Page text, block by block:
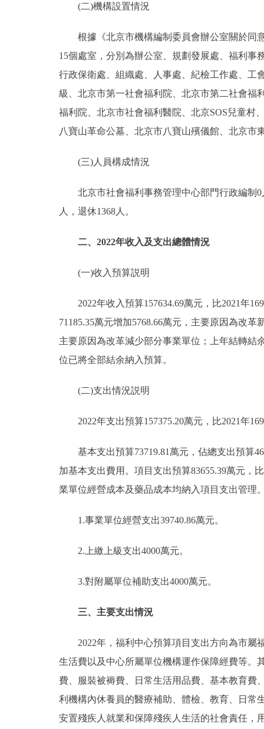
(二)機構設置情況
根據《北京市機構編制委員會辦公室關於同意
15個處室，分別為辦公室、規劃發展處、福利
行政保衛處、組織處、人事處、紀檢工作處、工
級、北京市第一社會福利院、北京市第二社會福
福利院、北京市社會福利醫院、北京SOS兒童村
八寶山革命公墓、北京市八寶山殯儀館、北京市
(三)人員構成情況
北京市社會福利事務管理中心部門行政編制0
人，退休1368人。
二、2022年收入及支出總體情況
(一)收入預算説明
2022年收入預算157634.69萬元，比2021年
71185.35萬元增加5768.66萬元，主要原因為改革
主要原因為改革減少部分事業單位；上年結轉結
位已將全部結余納入預算。
(二)支出情況説明
2022年支出預算157375.20萬元，比2021年
基本支出預算73719.81萬元，佔總支出預算
加基本支出費用。項目支出預算83655.39萬元，
業單位經營成本及藥品成本均納入項目支出管理
1.事業單位經營支出39740.86萬元。
2.上繳上級支出4000萬元。
3.對附屬單位補助支出4000萬元。
三、主要支出情況
2022年，福利中心預算項目支出方向為市屬
生活費以及中心所屬單位機構運作保障經費等。
費、服裝被褥費、日常生活用品費、基本教育費
利機構內休養員的醫療補助、體檢、教育、日常
安置殘疾人就業和保障殘疾人生活的社會責任，